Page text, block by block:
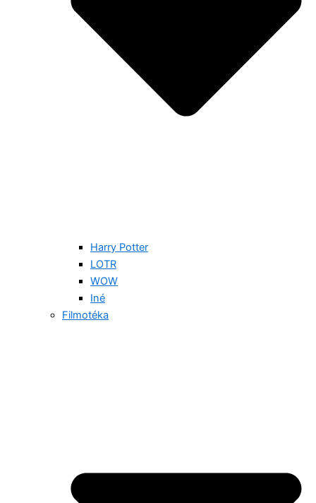
Harry Potter
LOTR
WOW
Iné
Filmotéka